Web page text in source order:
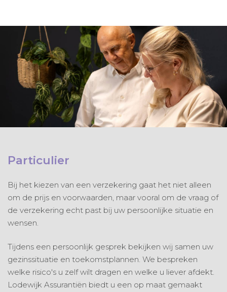
Particulier
Bij het kiezen van een verzekering gaat het niet alleen
om de prijs en voorwaarden, maar vooral om de vraag of
de verzekering echt past bij uw persoonlijke situatie en
wensen.
Tijdens een persoonlijk gesprek bekijken wij samen uw
gezinssituatie en toekomstplannen. We bespreken
welke risico's u zelf wilt dragen en welke u liever afdekt.
Lodewijk Assurantiën biedt u een op maat gemaakt